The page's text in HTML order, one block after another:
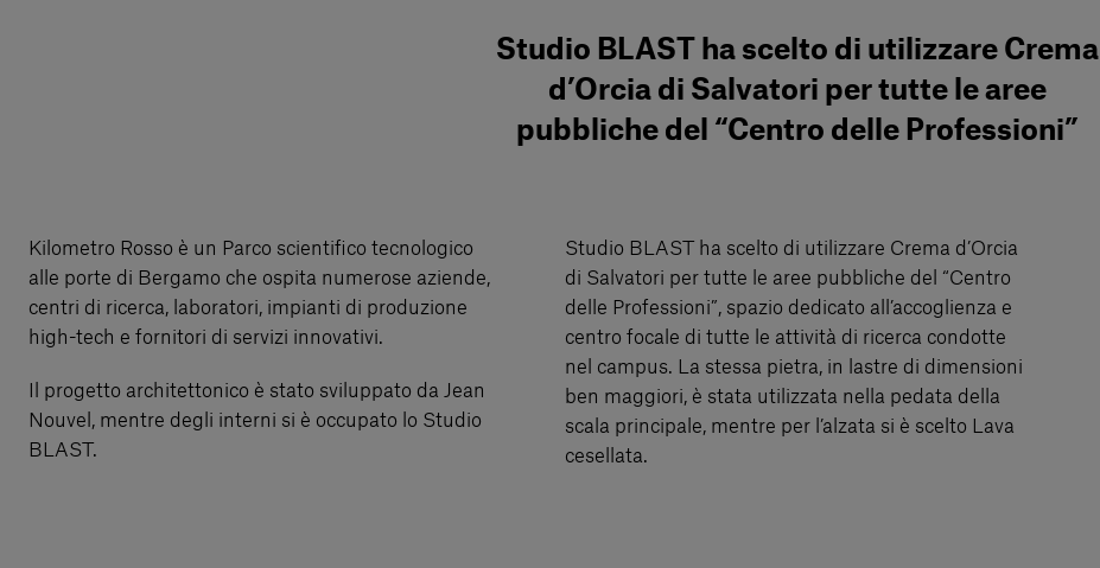
Studio BLAST ha scelto di utilizzare Crema
d’Orcia di Salvatori per tutte le aree
pubbliche del “Centro delle Professioni”
Kilometro Rosso è un Parco scientifico tecnologico
alle porte di Bergamo che ospita numerose aziende,
centri di ricerca, laboratori, impianti di produzione
high-tech e fornitori di servizi innovativi.
Il progetto architettonico è stato sviluppato da Jean
Nouvel, mentre degli interni si è occupato lo Studio
BLAST.
Studio BLAST ha scelto di utilizzare Crema d’Orcia
di Salvatori per tutte le aree pubbliche del “Centro
delle Professioni”, spazio dedicato all’accoglienza e
centro focale di tutte le attività di ricerca condotte
nel campus. La stessa pietra, in lastre di dimensioni
ben maggiori, è stata utilizzata nella pedata della
scala principale, mentre per l’alzata si è scelto Lava
cesellata.